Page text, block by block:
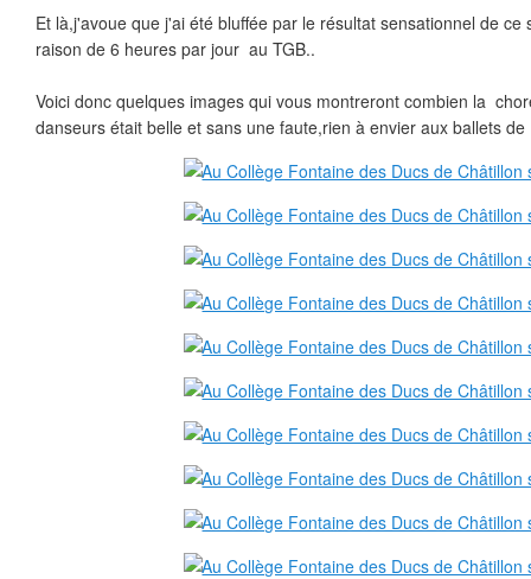
Et là,j'avoue que j'ai été bluffée par le résultat sensationnel de
raison de 6 heures par jour au TGB..
Voici donc quelques images qui vous montreront combien la
danseurs était belle et sans une faute,rien à envier aux ballets